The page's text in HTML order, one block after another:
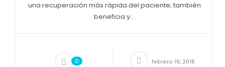
una recuperación más rápida del paciente; también
beneficia y...
0 febrero 19, 2018